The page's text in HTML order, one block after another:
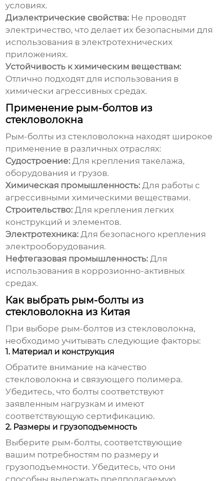
условиях.
Диэлектрические свойства: Не проводят
электричество, что делает их безопасными для
использования в электротехнических
приложениях.
Устойчивость к химическим веществам:
Отлично подходят для использования в
химически агрессивных средах.
Применение рым-болтов из
стекловолокна
Рым-болты из стекловолокна находят широкое
применение в различных отраслях:
Судостроение: Для крепления такелажа,
оборудования и грузов.
Химическая промышленность: Для работы с
агрессивными химическими веществами.
Строительство: Для крепления легких
конструкций и элементов.
Электротехника: Для безопасного крепления
электрооборудования.
Нефтегазовая промышленность: Для
использования в коррозионно-активных
средах.
Как выбрать рым-болты из
стекловолокна из Китая
При выборе рым-болтов из стекловолокна,
необходимо учитывать следующие факторы:
1. Материал и конструкция
Обратите внимание на качество
стекловолокна и связующего полимера.
Убедитесь, что болты соответствуют
заявленным нагрузкам и имеют
соответствующую сертификацию.
2. Размеры и грузоподъемность
Выберите рым-болты, соответствующие
вашим потребностям по размеру и
грузоподъемности. Убедитесь, что они